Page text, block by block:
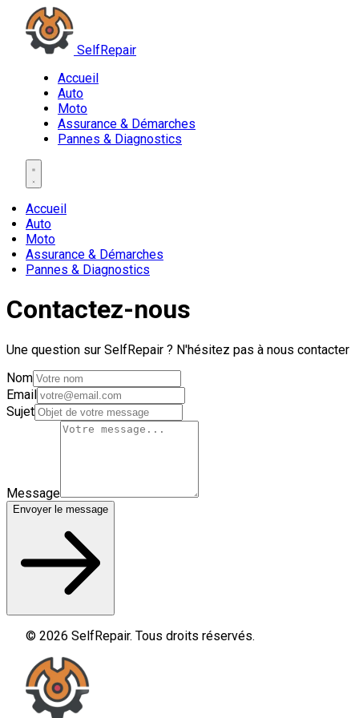
SelfRepair
Accueil
Auto
Moto
Assurance & Démarches
Pannes & Diagnostics
Accueil
Auto
Moto
Assurance & Démarches
Pannes & Diagnostics
Contactez-nous
Une question sur SelfRepair ? N'hésitez pas à nous contacter
Nom
Email
Sujet
Message
Envoyer le message
© 2026 SelfRepair. Tous droits réservés.